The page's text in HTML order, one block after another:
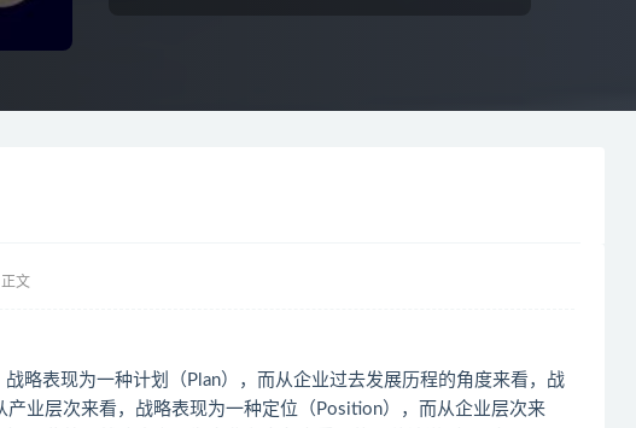
正文
略表现为一种计划（Plan），而从企业过去发展历程的角度来看，战
产业层次来看，战略表现为一种定位（Position），而从企业层次来